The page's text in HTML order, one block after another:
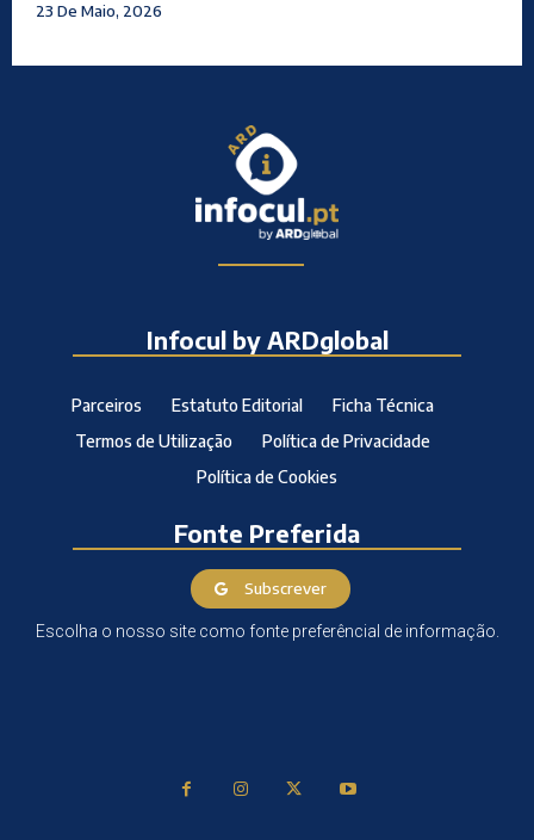
23 De Maio, 2026
Infocul by ARDglobal
Parceiros Estatuto Editorial
Ficha Técnica
Termos de Utilização
Política de Privacidade
Política de Cookies
Fonte Preferida
Subscrever
Escolha o nosso site como fonte preferêncial de informação.